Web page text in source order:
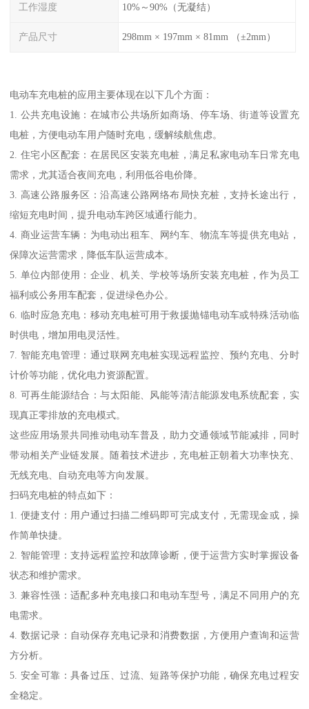
工作湿度 10%～90%（无凝结）
产品尺寸 298mm × 197mm × 81mm （±2mm）
电动车充电桩的应用主要体现在以下几个方面：
1. 公共充电设施：在城市公共场所如商场、停车场、街道等设置充
电桩，方便电动车用户随时充电，缓解续航焦虑。
2. 住宅小区配套：在居民区安装充电桩，满足私家电动车日常充电
需求，尤其适合夜间充电，利用低谷电价降。
3. 高速公路服务区：沿高速公路网络布局快充桩，支持长途出行，
缩短充电时间，提升电动车跨区域通行能力。
4. 商业运营车辆：为电动出租车、网约车、物流车等提供充电站，
保障次运营需求，降低车队运营成本。
5. 单位内部使用：企业、机关、学校等场所安装充电桩，作为员工
福利或公务用车配套，促进绿色办公。
6. 临时应急充电：移动充电桩可用于救援抛锚电动车或特殊活动临
时供电，增加用电灵活性。
7. 智能充电管理：通过联网充电桩实现远程监控、预约充电、分时
计价等功能，优化电力资源配置。
8. 可再生能源结合：与太阳能、风能等清洁能源发电系统配套，实
现真正零排放的充电模式。
这些应用场景共同推动电动车普及，助力交通领域节能减排，同时
带动相关产业链发展。随着技术进步，充电桩正朝着大功率快充、
无线充电、自动充电等方向发展。
扫码充电桩的特点如下：
1. 便捷支付：用户通过扫描二维码即可完成支付，无需现金或，操
作简单快捷。
2. 智能管理：支持远程监控和故障诊断，便于运营方实时掌握设备
状态和维护需求。
3. 兼容性强：适配多种充电接口和电动车型号，满足不同用户的充
电需求。
4. 数据记录：自动保存充电记录和消费数据，方便用户查询和运营
方分析。
5. 安全可靠：具备过压、过流、短路等保护功能，确保充电过程安
全稳定。